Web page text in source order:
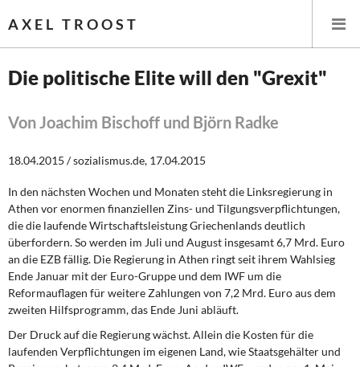
AXEL TROOST
Leitlinien linker Wirtschafts- und Finanzpolitik
Wirtschaftspolitik
Steuer- und Finanzpolitik
Öffentliche Infrastruktur und Daseinsvorsorge
Eurokrise und Griechenland
Die politische Elite will den "Grexit"
Von Joachim Bischoff und Björn Radke
18.04.2015 / sozialismus.de, 17.04.2015
In den nächsten Wochen und Monaten steht die Linksregierung in
Athen vor enormen finanziellen Zins- und Tilgungsverpflichtungen,
die die laufende Wirtschaftsleistung Griechenlands deutlich
überfordern. So werden im Juli und August insgesamt 6,7 Mrd. Euro
an die EZB fällig. Die Regierung in Athen ringt seit ihrem Wahlsieg
Ende Januar mit der Euro-Gruppe und dem IWF um die
Reformauflagen für weitere Zahlungen von 7,2 Mrd. Euro aus dem
zweiten Hilfsprogramm, das Ende Juni abläuft.
Der Druck auf die Regierung wächst. Allein die Kosten für die
laufenden Verpflichtungen im eigenen Land, wie Staatsgehälter und